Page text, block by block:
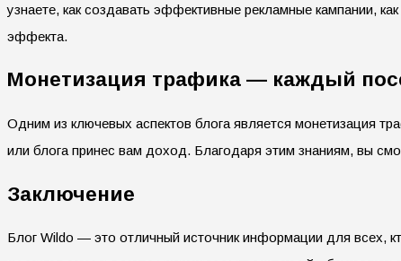
узнаете, как создавать эффективные рекламные кампании,
эффекта.
Монетизация трафика — каждый
Одним из ключевых аспектов блога является монетизация
или блога принес вам доход. Благодаря этим знаниям, вы
Заключение
Блог Wildo — это отличный источник информации для всех,